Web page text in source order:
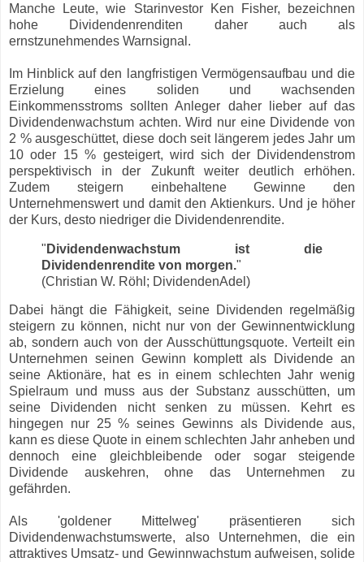
Manche Leute, wie Starinvestor Ken Fisher, bezeichnen
hohe Dividendenrenditen daher auch als
ernstzunehmendes Warnsignal.
Im Hinblick auf den langfristigen Vermögensaufbau und die
Erzielung eines soliden und wachsenden
Einkommensstroms sollten Anleger daher lieber auf das
Dividendenwachstum achten. Wird nur eine Dividende von
2 % ausgeschüttet, diese doch seit längerem jedes Jahr um
10 oder 15 % gesteigert, wird sich der Dividendenstrom
perspektivisch in der Zukunft weiter deutlich erhöhen.
Zudem steigern einbehaltene Gewinne den
Unternehmenswert und damit den Aktienkurs. Und je höher
der Kurs, desto niedriger die Dividendenrendite.
" Dividendenwachstum ist die
Dividendenrendite von morgen."
(Christian W. Röhl; DividendenAdel)
Dabei hängt die Fähigkeit, seine Dividenden regelmäßig
steigern zu können, nicht nur von der Gewinnentwicklung
ab, sondern auch von der Ausschüttungsquote. Verteilt ein
Unternehmen seinen Gewinn komplett als Dividende an
seine Aktionäre, hat es in einem schlechten Jahr wenig
Spielraum und muss aus der Substanz ausschütten, um
seine Dividenden nicht senken zu müssen. Kehrt es
hingegen nur 25 % seines Gewinns als Dividende aus,
kann es diese Quote in einem schlechten Jahr anheben und
dennoch eine gleichbleibende oder sogar steigende
Dividende auskehren, ohne das Unternehmen zu
gefährden.
Als 'goldener Mittelweg' präsentieren sich
Dividendenwachstumswerte, also Unternehmen, die ein
attraktives Umsatz- und Gewinnwachstum aufweisen, solide